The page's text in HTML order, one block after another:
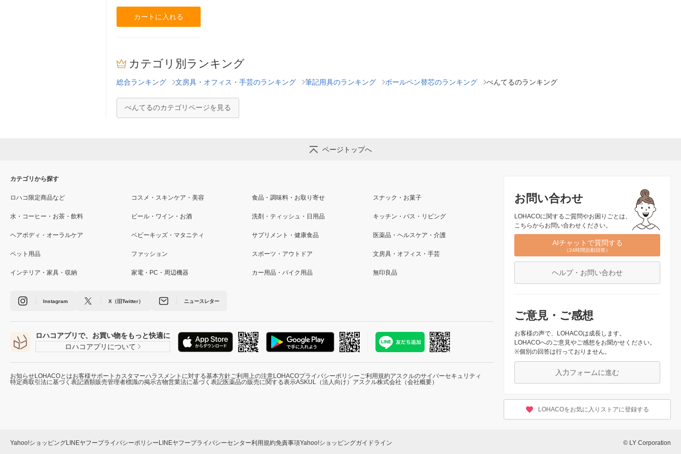
カートに入れる
カテゴリ別ランキング
総合ランキング 文房具・オフィス・手芸のランキング 筆記用具のランキング ボールペン替芯のランキング ぺんてるのランキング
ぺんてるのカテゴリページを見る
ページトップへ
お問い合わせ
LOHACOに関するご質問やお困りごとは、
こちらからお問い合わせください。
AIチャットで質問する
（24時間自動回答）
ヘルプ・お問い合わせ
ご意見・ご感想
お客様の声で、LOHACOは成長します。
LOHACOへのご意見やご感想をお聞かせください。
※個別の回答は行っておりません。
入力フォームに進む
LOHACOをお気に入りストアに登録する
カテゴリから探す
ロハコ限定商品など コスメ・スキンケア・美容 食品・調味料・お取り寄せ スナック・お菓子
水・コーヒー・お茶・飲料 ビール・ワイン・お酒 洗剤・ティッシュ・日用品 キッチン・バス・リビング
ヘアボディ・オーラルケア ベビーキッズ・マタニティ サプリメント・健康食品 医薬品・ヘルスケア・介護
ペット用品 ファッション スポーツ・アウトドア 文房具・オフィス・手芸
インテリア・家具・収納 家電・PC・周辺機器 カー用品・バイク用品 無印良品
Instagram X（旧Twitter） ニュースレター
ロハコアプリで、お買い物をもっと快適に
ロハコアプリについて
お知らせLOHACOとはお客様サポート カスタマーハラスメントに対する基本方針ご利用上の注意LOHACOプライバシーポリシーご利用規約アスクルのサイバーセキュリティ
特定商取引法に基づく表記酒類販売管理者標識の掲示古物営業法に基づく表記医薬品の販売に関する表示ASKUL（法人向け） アスクル株式会社（会社概要）
Yahoo!ショッピングLINEヤフープライバシーポリシー LINEヤフープライバシーセンター利用規約免責事項Yahoo!ショッピングガイドライン © LY Corporation